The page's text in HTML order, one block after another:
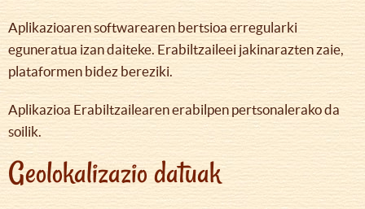
Aplikazioaren softwarearen bertsioa erregularki
eguneratua izan daiteke. Erabiltzaileei jakinarazten zaie,
plataformen bidez bereziki.
Aplikazioa Erabiltzailearen erabilpen pertsonalerako da
soilik.
Geolokalizazio datuak